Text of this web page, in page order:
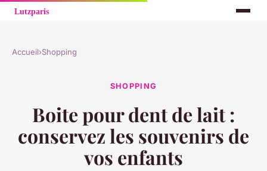
Accueil›Shopping
SHOPPING
Boite pour dent de lait :
conservez les souvenirs de
vos enfants